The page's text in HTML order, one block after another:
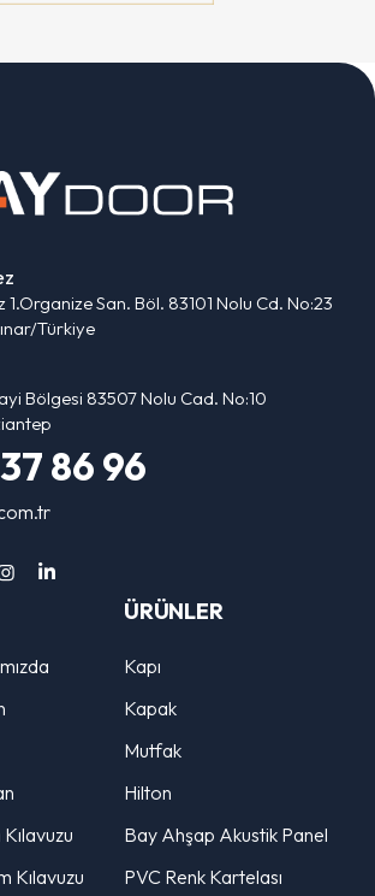
San. Böl. 83101 Nolu Cd. No:23
Türkiye
Bölgesi 83507 Nolu Cad. No:10
86 96
Kılavuzu
ÜRÜNLER
Kapı
Kapak
Mutfak
Hilton
Bay Ahşap Akustik Panel
PVC Renk Kartelası